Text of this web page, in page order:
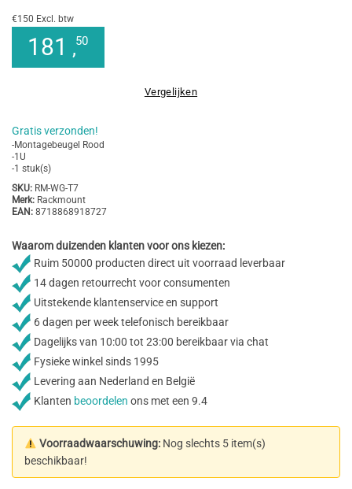
€150 Excl. btw
181 ,50
Vergelijken
Gratis verzonden!
-Montagebeugel Rood
-1U
-1 stuk(s)
SKU: RM-WG-T7
Merk: Rackmount
EAN: 8718868918727
Waarom duizenden klanten voor ons kiezen:
Ruim 50000 producten direct uit voorraad leverbaar
14 dagen retourrecht voor consumenten
Uitstekende klantenservice en support
6 dagen per week telefonisch bereikbaar
Dagelijks van 10:00 tot 23:00 bereikbaar via chat
Fysieke winkel sinds 1995
Levering aan Nederland en België
Klanten beoordelen ons met een 9.4
Voorraadwaarschuwing: Nog slechts 5 item(s)
beschikbaar!